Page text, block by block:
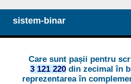
sistem-binar
Care sunt pașii pentru
3 121 220din zecimal în
reprezentarea în